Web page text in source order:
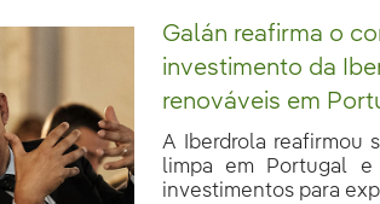
Galán reafirma o
investimento da
renováveis em
A Iberdrola reafirmou
limpa em Portugal e
investimentos para